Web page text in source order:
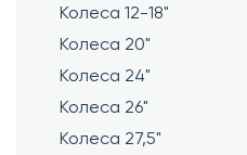
Колеса 12-18"
Колеса 20"
Колеса 24"
Колеса 26"
Колеса 27,5"